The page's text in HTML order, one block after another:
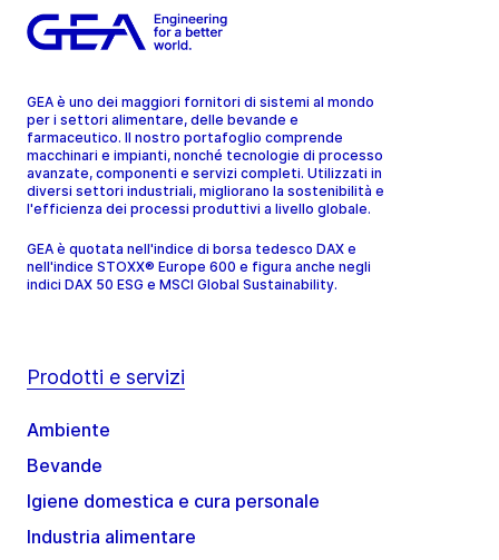
GEA è uno dei maggiori fornitori di sistemi al mondo
per i settori alimentare, delle bevande e
farmaceutico. Il nostro portafoglio comprende
macchinari e impianti, nonché tecnologie di processo
avanzate, componenti e servizi completi. Utilizzati in
diversi settori industriali, migliorano la sostenibilità e
l'efficienza dei processi produttivi a livello globale.
GEA è quotata nell'indice di borsa tedesco DAX e
nell'indice STOXX® Europe 600 e figura anche negli
indici DAX 50 ESG e MSCI Global Sustainability.
Prodotti e servizi
Ambiente
Bevande
Igiene domestica e cura personale
Industria alimentare